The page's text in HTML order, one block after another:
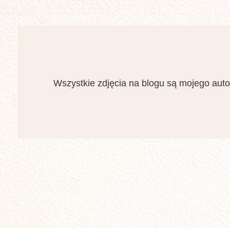
Wszystkie zdjęcia na blogu są mojego